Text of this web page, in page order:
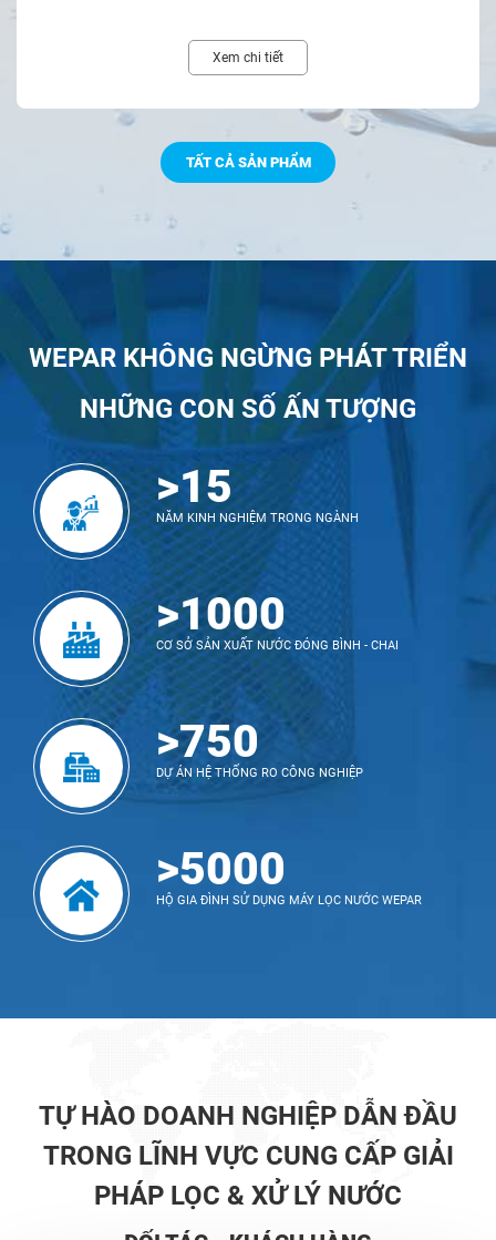
Xem chi tiết
TẤT CẢ SẢN PHẨM
WEPAR KHÔNG NGỪNG PHÁT TRIỂN
NHỮNG CON SỐ ẤN TƯỢNG
>15
NĂM KINH NGHIỆM TRONG NGÀNH
>1000
CƠ SỞ SẢN XUẤT NƯỚC ĐÓNG BÌNH - CHAI
>750
DỰ ÁN HỆ THỐNG RO CÔNG NGHIỆP
>5000
HỘ GIA ĐÌNH SỬ DỤNG MÁY LỌC NƯỚC WEPAR
TỰ HÀO DOANH NGHIỆP DẪN ĐẦU
TRONG LĨNH VỰC CUNG CẤP GIẢI
PHÁP LỌC & XỬ LÝ NƯỚC